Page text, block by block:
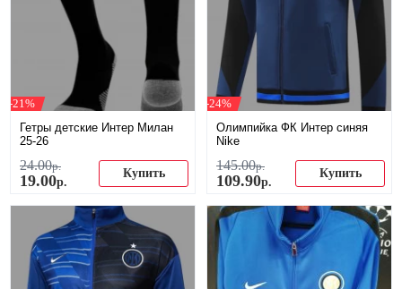
-21%
Гетры детские Интер Милан
25-26
24.00р.
19.00р.
Купить
-24%
Олимпийка ФК Интер синяя
Nike
145.00р.
109.90р.
Купить